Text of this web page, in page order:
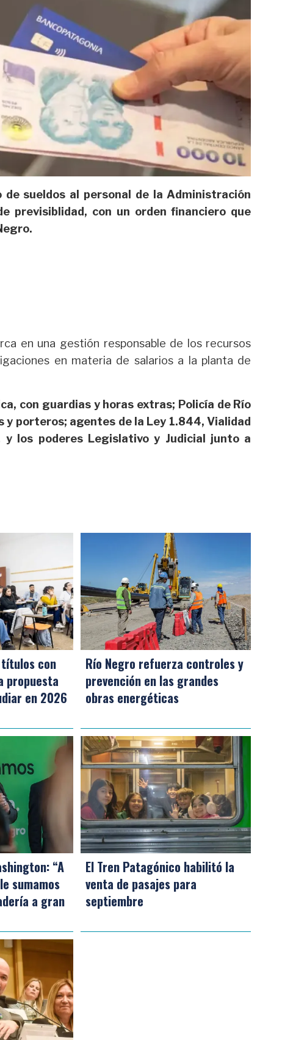
sueldos al personal de la Administración
previsiblidad, con un orden financiero que
en una gestión responsable de los recursos
en materia de salarios a la planta de
con guardias y horas extras; Policía de Río
porteros; agentes de la Ley 1.844, Vialidad
y los poderes Legislativo y Judicial junto a
con
propuesta
en 2026
Río Negro refuerza controles y
prevención en las grandes
obras energéticas
“A
sumamos
a gran
El Tren Patagónico habilitó la
venta de pasajes para
septiembre